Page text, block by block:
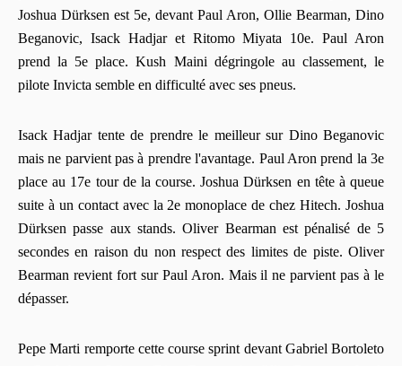
Joshua Dürksen est 5e, devant Paul Aron, Ollie Bearman, Dino
Beganovic, Isack Hadjar et Ritomo Miyata 10e. Paul Aron
prend la 5e place. Kush Maini dégringole au classement, le
pilote Invicta semble en difficulté avec ses pneus.
Isack Hadjar tente de prendre le meilleur sur Dino Beganovic
mais ne parvient pas à prendre l'avantage. Paul Aron prend la 3e
place au 17e tour de la course. Joshua Dürksen en tête à queue
suite à un contact avec la 2e monoplace de chez Hitech. Joshua
Dürksen passe aux stands. Oliver Bearman est pénalisé de 5
secondes en raison du non respect des limites de piste. Oliver
Bearman revient fort sur Paul Aron. Mais il ne parvient pas à le
dépasser.
Pepe Marti remporte cette course sprint devant Gabriel Bortoleto